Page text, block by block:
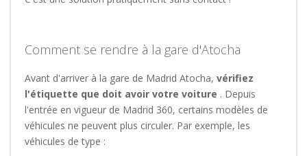
Comment se rendre à la gare d'Atocha
Avant d'arriver à la gare de Madrid Atocha, vérifiez
l'étiquette que doit avoir votre voiture . Depuis
l'entrée en vigueur de Madrid 360, certains modèles de
véhicules ne peuvent plus circuler. Par exemple, les
véhicules de type :